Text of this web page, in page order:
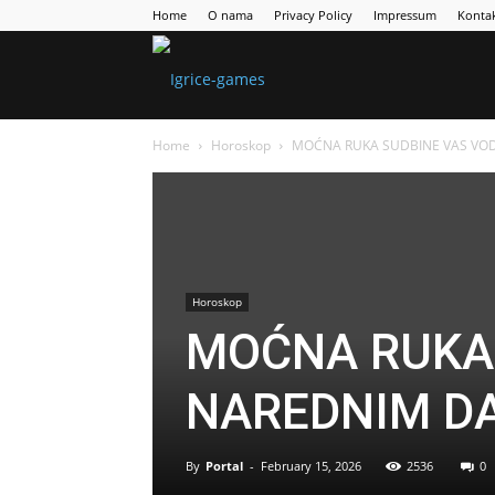
Home O nama Privacy Policy Impressum
Home Horoskop MOĆNA RUKA SUDBINE VAS
Horoskop
MOĆNA
NAREDNIM
By Portal - February 15, 2026 2536 0